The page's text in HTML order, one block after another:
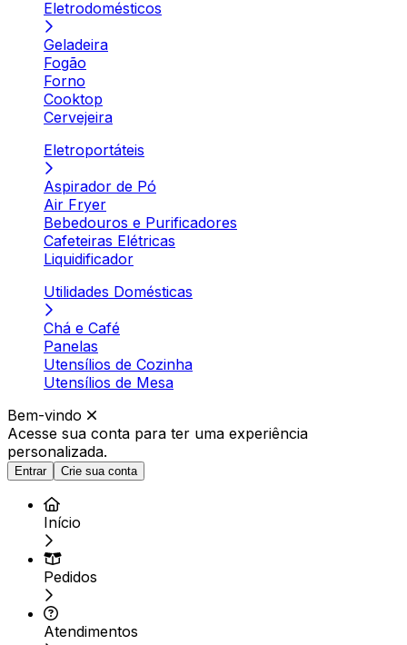
Eletrodomésticos
Geladeira
Fogão
Forno
Cooktop
Cervejeira
Eletroportáteis
Aspirador de Pó
Air Fryer
Bebedouros e Purificadores
Cafeteiras Elétricas
Liquidificador
Utilidades Domésticas
Chá e Café
Panelas
Utensílios de Cozinha
Utensílios de Mesa
Bem-vindo
Acesse sua conta para ter uma experiência
personalizada.
Entrar Crie sua conta
Início
Pedidos
Atendimentos